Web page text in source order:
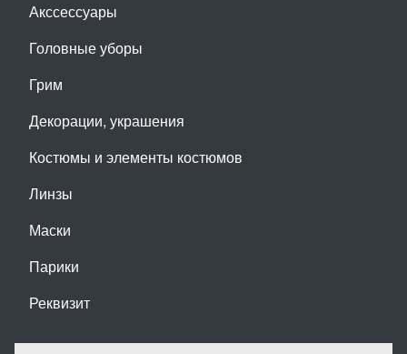
Акссессуары
Головные уборы
Грим
Декорации, украшения
Костюмы и элементы костюмов
Линзы
Маски
Парики
Реквизит